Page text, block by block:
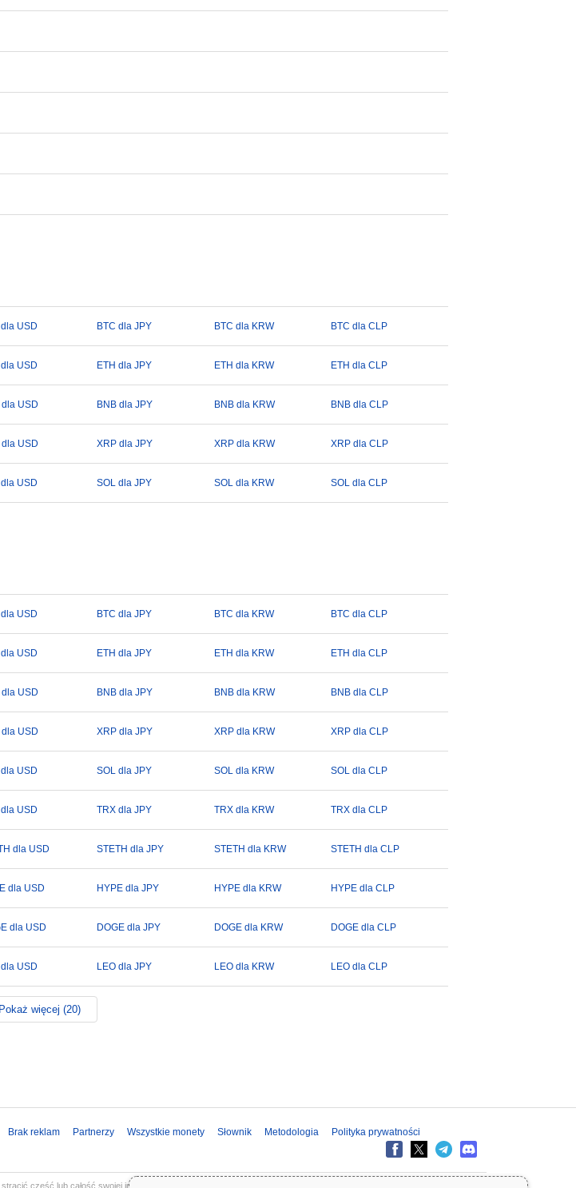
dla USD BTC dla JPY BTC dla KRW BTC dla CLP
dla USD ETH dla JPY ETH dla KRW ETH dla CLP
dla USD BNB dla JPY BNB dla KRW BNB dla CLP
USD XRP dla JPY XRP dla KRW XRP dla CLP
USD SOL dla JPY SOL dla KRW SOL dla CLP
dla USD BTC dla JPY BTC dla KRW BTC dla CLP
dla USD ETH dla JPY ETH dla KRW ETH dla CLP
dla USD BNB dla JPY BNB dla KRW BNB dla CLP
USD XRP dla JPY XRP dla KRW XRP dla CLP
USD SOL dla JPY SOL dla KRW SOL dla CLP
USD TRX dla JPY TRX dla KRW TRX dla CLP
dla USD STETH dla JPY STETH dla KRW STETH dla CLP
dla USD HYPE dla JPY HYPE dla KRW HYPE dla CLP
dla USD DOGE dla JPY DOGE dla KRW DOGE dla CLP
dla USD LEO dla JPY LEO dla KRW LEO dla CLP
Pokaż więcej (20)
Brak reklam Partnerzy Wszystkie monety Słownik Metodologia
Polityka prywatności
część lub całość swojej inwestycji. Wszystkie informacje na Coinpaprika są udostępniane wyłącznie w celach